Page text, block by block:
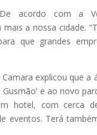
De acordo com a
a nossa cidade.
que grandes
explicou que
e ao novo
hotel, com cerca
eventos. Terá